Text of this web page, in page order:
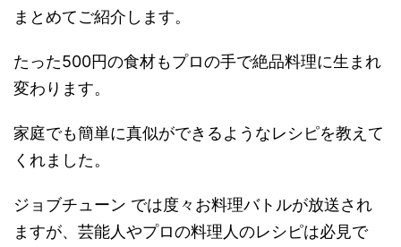
まとめてご紹介します。
たった500円の食材もプロの手で絶品料理に生まれ
変わります。
家庭でも簡単に真似ができるようなレシピを教えて
くれました。
ジョブチューン では度々お料理バトルが放送され
ますが、芸能人やプロの料理人のレシピは必見で